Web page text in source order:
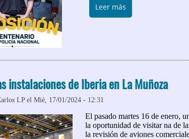
Leer más sobre Visita
instalaciones de Iberia en La Muñoza
LPel Mié, 17/01/2024 - 12:31
El pasado martes 16 de enero,
la oportunidad de visitar na de
la revisión de aviones